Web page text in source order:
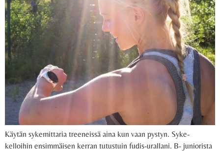
Käytän sykemittaria treeneissä aina kun vaan pystyn. Syke-
kelloihin ensimmäisen kerran tutustuin fudis-urallani. B- juniorista